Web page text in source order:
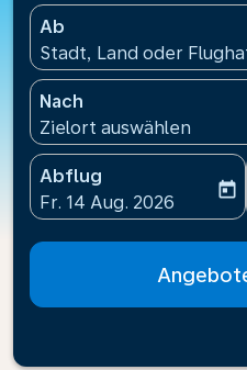
Ab
Stadt, Land oder
Nach
Zielort auswählen
Abflug
fc-booking-departure-
Fr. 14 Aug. 2026
today